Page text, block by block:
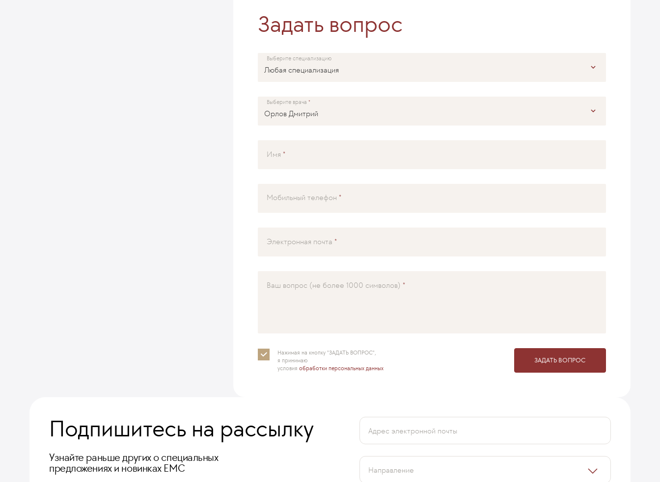
Задать вопрос
Выберите специализацию
Выберите врача
Имя
Мобильный телефон
Электронная почта
Ваш вопрос (не более 1000 символов)
Нажимая на кнопку "ЗАДАТЬ ВОПРОС",
я принимаю
условия обработки персональных данных
ЗАДАТЬ ВОПРОС
Подпишитесь на рассылку
Узнайте раньше других о специальных
предложениях и новинках ЕМС
Адрес электронной почты
Направление